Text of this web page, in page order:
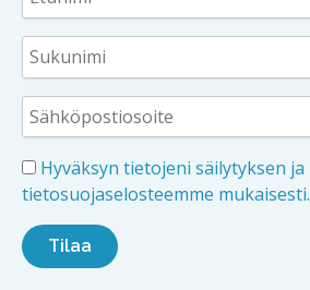
Hyväksyn tietojeni säilytyksen
tietosuojaselosteemme mukaisesti.